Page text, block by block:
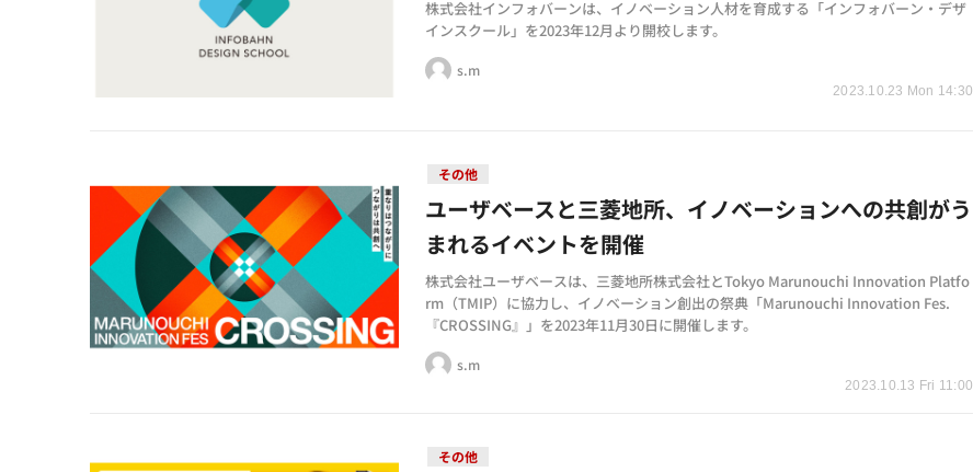
2023.10.23 Mon 14:30
株式会社インフォバーンは、イノベーション人材を育成する「インフォバーン・デザ
インスクール」を2023年12月より開校します。
s.m
その他
2023.10.13 Fri 11:00
ユーザベースと三菱地所、イノベーションへの共創がう
まれるイベントを開催
株式会社ユーザベースは、三菱地所株式会社とTokyo Marunouchi Innovation Platfo
rm（TMIP）に協力し、イノベーション創出の祭典「Marunouchi Innovation Fes.
『CROSSING』」を2023年11月30日に開催します。
s.m
その他